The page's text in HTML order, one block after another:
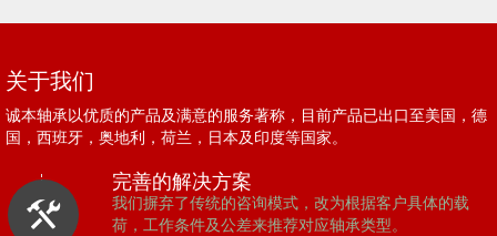
关于我们
诚本轴承以优质的产品及满意的服务著称，目前产品已出口至美国，德
国，西班牙，奥地利，荷兰，日本及印度等国家。
完善的解决方案
我们摒弃了传统的咨询模式，改为根据客户具体的载
荷，工作条件及公差来推荐对应轴承类型。